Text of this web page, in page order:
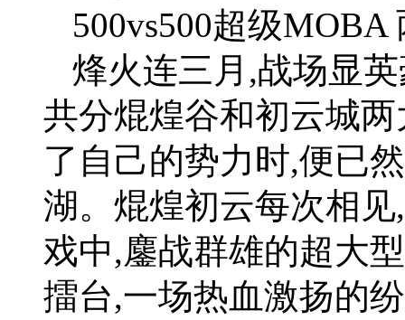
500vs500超级
烽火连三月,战场显
共分焜煌谷和初云城
了自己的势力时,便已
湖。焜煌初云每次相
戏中,鏖战群雄的超大
擂台,一场热血激扬的